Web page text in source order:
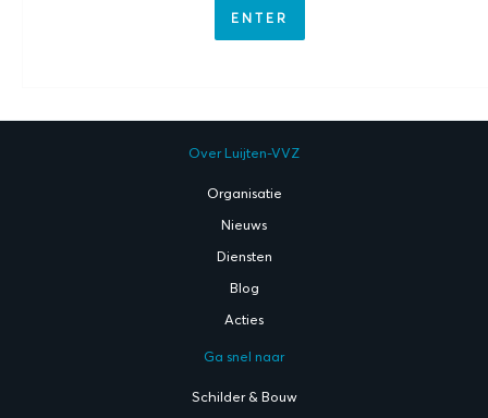
Over Luijten-VVZ
Organisatie
Nieuws
Diensten
Blog
Acties
Ga snel naar
Schilder & Bouw